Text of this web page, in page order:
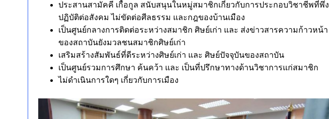
ประสานสามัคคี เกื้อกูล สนับสนุนในหมู่สมาชิกเกี่ยวกับการประกอบวิชาชีพที่พึ่ง
ปฏิบัติต่อสังคม ไม่ขัดต่อศีลธรรม และกฎของบ้านเมือง
เป็นศูนย์กลางการติดต่อระหว่างสมาชิก ศิษย์เก่า และ ส่งข่าวสารความก้าวหน้า
ของสถาบันยังมวลชนสมาชิกศิษย์เก่า
เสริมสร้างสัมพันธ์ที่ดีระหว่างศิษย์เก่า และ ศิษย์ปัจจุบันของสถาบัน
เป็นศูนย์รวมการศึกษา ค้นคว้า และ เป็นที่ปรึกษาทางด้านวิชาการแก่สมาชิก
ไม่ดำเนินการใดๆ เกี่ยวกับการเมือง